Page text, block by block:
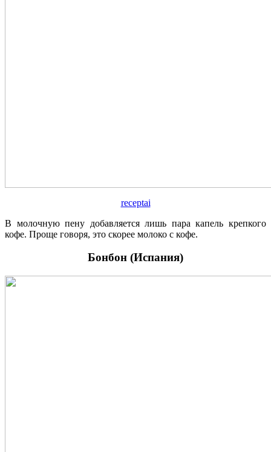
receptai
В молочную пену добавляется лишь пара капель крепкого
кофе. Проще говоря, это скорее молоко с кофе.
Бонбон (Испания)